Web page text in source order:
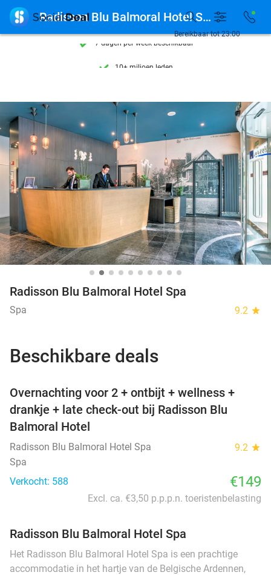
7 dagen per week beschikbaar
7 dagen per week beschikbaar
10+ miljoen leden
Bereikbaar tot 23:00
 Radisson Blu Balmoral Hotel Spa
Radisson Blu Balmoral Hotel Spa
Spa 9.2 star
Beschikbare deals
Overnachting voor 2 + ontbijt + wellness +
drankje + late check-out bij Radisson Blu
Balmoral Hotel
Radisson Blu Balmoral Hotel Spa 9.2 star
Spa
Verkocht: 588
€149
Excl. ca. €3,50 p.p.p.n. toeristenbelasting
Radisson Blu Balmoral Hotel Spa
Het Radisson Blu Balmoral Hotel Spa is een prachtige
accommodatie in het hartje van de Belgische Ardennen,